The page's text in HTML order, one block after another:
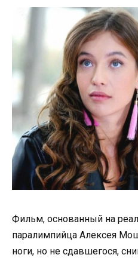
Фильм, основанный на
паралимпийца Алексея
ноги, но не сдавшегося,